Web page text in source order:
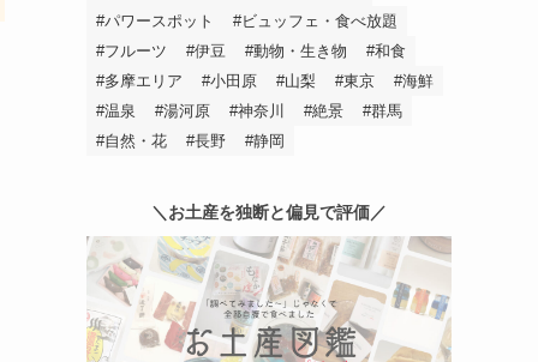
パワースポット
ビュッフェ・食べ放題
フルーツ
伊豆 動物・生き物
和食
多摩エリア
小田原 山梨 東京
海鮮
温泉
湯河原 神奈川 絶景
群馬
自然・花
長野 静岡
＼お土産を独断と偏見で評価／